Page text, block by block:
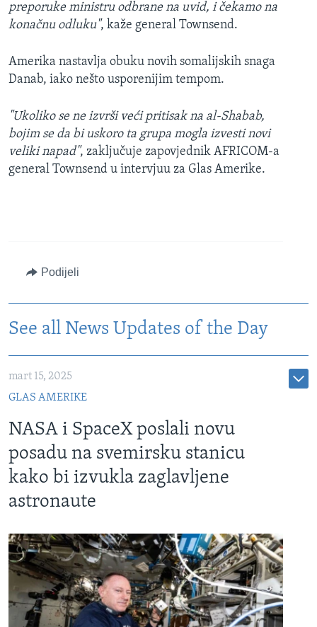
preporuke ministru odbrane na uvid, i čekamo na
konačnu odluku", kaže general Townsend.
Amerika nastavlja obuku novih somalijskih snaga
Danab, iako nešto usporenijim tempom.
"Ukoliko se ne izvrši veći pritisak na al-Shabab,
bojim se da bi uskoro ta grupa mogla izvesti novi
veliki napad", zaključuje zapovjednik AFRICOM-a
general Townsend u intervjuu za Glas Amerike.
Podijeli
See all News Updates of the Day
mart 15, 2025
GLAS AMERIKE
NASA i SpaceX poslali novu
posadu na svemirsku stanicu
kako bi izvukla zaglavljene
astronaute